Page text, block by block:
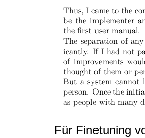
Für Finetuning